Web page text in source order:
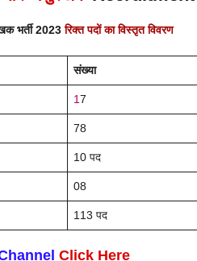
भर्ती 2023रिक्त पदों का विस्तृत विवरण
संख्या
17
78
10 पद
08
113 पद
Click Here